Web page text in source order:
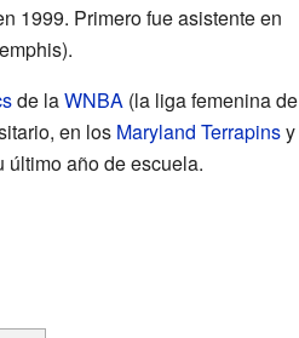
1999. Primero fue asistente en
de laWNBA(la liga femenina de
en los Maryland Terrapinsy
último año de escuela.